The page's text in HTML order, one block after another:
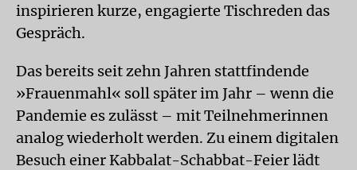
inspirieren kurze, engagierte Tischreden das
Gespräch.
Das bereits seit zehn Jahren stattfindende
»Frauenmahl« soll später im Jahr – wenn die
Pandemie es zulässt – mit Teilnehmerinnen
analog wiederholt werden. Zu einem digitalen
Besuch einer Kabbalat-Schabbat-Feier lädt